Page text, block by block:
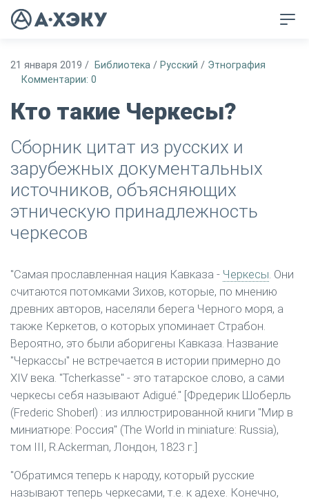
21 января 2019 / Библиотека / Русский / Этнография
Комментарии: 0
Кто такие Черкесы?
Сборник цитат из русских и
зарубежных документальных
источников, объясняющих
этническую принадлежность
черкесов
"Самая прославленная нация Кавказа - Черкесы. Они
считаются потомками Зихов, которые, по мнению
древних авторов, населяли берега Черного моря, а
также Керкетов, о которых упоминает Страбон.
Вероятно, это были аборигены Кавказа. Название
"Черкассы" не встречается в истории примерно до
XIV века. "Tcherkasse" - это татарское слово, а сами
черкесы себя называют Adigué." [Фредерик Шоберль
(Frederic Shoberl) : из иллюстрированной книги "Мир в
миниатюре: Россия" (The World in miniature: Russia),
том III, R.Ackerman, Лондон, 1823 г.]
"Обратимся теперь к народу, который русские
называют теперь черкесами, т.е. к адехе. Конечно,